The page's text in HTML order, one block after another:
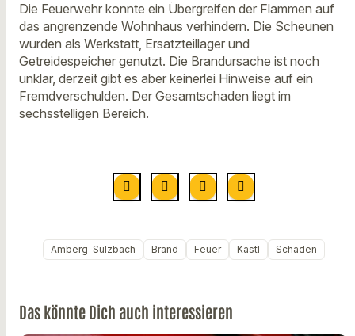
Die Feuerwehr konnte ein Übergreifen der Flammen auf
das angrenzende Wohnhaus verhindern. Die Scheunen
wurden als Werkstatt, Ersatzteillager und
Getreidespeicher genutzt. Die Brandursache ist noch
unklar, derzeit gibt es aber keinerlei Hinweise auf ein
Fremdverschulden. Der Gesamtschaden liegt im
sechsstelligen Bereich.
Amberg-Sulzbach Brand Feuer Kastl Schaden
Das könnte Dich auch interessieren